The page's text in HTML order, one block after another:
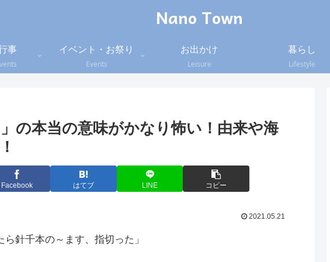
Nano Town
事
イベント・お祭り
Events
お出かけ
Leisure
暮らし
Lifestyle
」の本当の意味がかなり怖い！由来や海
Facebook はてブ LINE コピー
2021.05.21
ら針千本の～ます、指切った」